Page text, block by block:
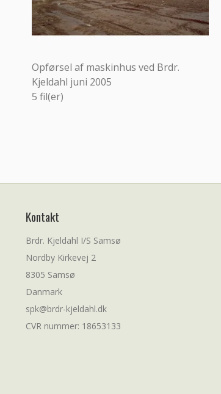
Opførsel af maskinhus ved Brdr.
Kjeldahl juni 2005
5 fil(er)
Kontakt
Brdr. Kjeldahl I/S Samsø
Nordby Kirkevej 2
8305 Samsø
Danmark
spk@brdr-kjeldahl.dk
CVR nummer: 18653133